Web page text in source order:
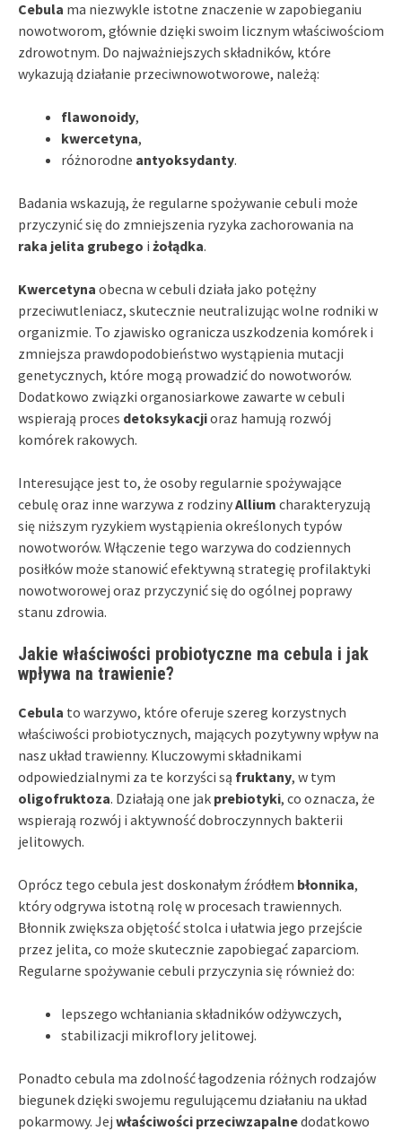
Cebula ma niezwykle istotne znaczenie w zapobieganiu
nowotworom, głównie dzięki swoim licznym właściwościom
zdrowotnym. Do najważniejszych składników, które
wykazują działanie przeciwnowotworowe, należą:
flawonoidy,
kwercetyna,
różnorodne antyoksydanty.
Badania wskazują, że regularne spożywanie cebuli może
przyczynić się do zmniejszenia ryzyka zachorowania na
raka jelita grubego i żołądka.
Kwercetyna obecna w cebuli działa jako potężny
przeciwutleniacz, skutecznie neutralizując wolne rodniki w
organizmie. To zjawisko ogranicza uszkodzenia komórek i
zmniejsza prawdopodobieństwo wystąpienia mutacji
genetycznych, które mogą prowadzić do nowotworów.
Dodatkowo związki organosiarkowe zawarte w cebuli
wspierają proces detoksykacjioraz hamują rozwój
komórek rakowych.
Interesujące jest to, że osoby regularnie spożywające
cebulę oraz inne warzywa z rodzinyAllium charakteryzują
się niższym ryzykiem wystąpienia określonych typów
nowotworów. Włączenie tego warzywa do codziennych
posiłków może stanowić efektywną strategię profilaktyki
nowotworowej oraz przyczynić się do ogólnej poprawy
stanu zdrowia.
Jakie właściwości probiotyczne ma cebula i jak
wpływa na trawienie?
Cebula to warzywo, które oferuje szereg korzystnych
właściwości probiotycznych, mających pozytywny wpływ na
nasz układ trawienny. Kluczowymi składnikami
odpowiedzialnymi za te korzyści są fruktany, w tym
oligofruktoza. Działają one jak prebiotyki, co oznacza, że
wspierają rozwój i aktywność dobroczynnych bakterii
jelitowych.
Oprócz tego cebula jest doskonałym źródłem błonnika,
który odgrywa istotną rolę w procesach trawiennych.
Błonnik zwiększa objętość stolca i ułatwia jego przejście
przez jelita, co może skutecznie zapobiegać zaparciom.
Regularne spożywanie cebuli przyczynia się również do:
lepszego wchłaniania składników odżywczych,
stabilizacji mikroflory jelitowej.
Ponadto cebula ma zdolność łagodzenia różnych rodzajów
biegunek dzięki swojemu regulującemu działaniu na układ
pokarmowy. Jej właściwości przeciwzapalnedodatkowo